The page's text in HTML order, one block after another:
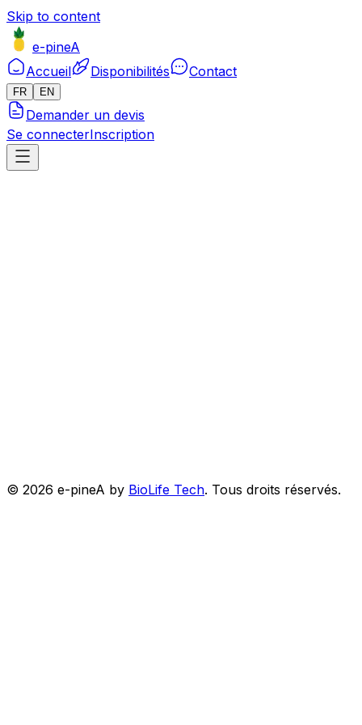
Skip to content
e-pineA
Accueil
Disponibilités Contact
FR EN
Demander un devis
Se connecterInscription
© 2026 e-pineA by BioLife Tech. Tous droits réservés.